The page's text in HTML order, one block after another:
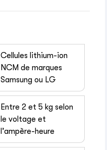
Cellules lithium-ion
NCM de marques
Samsung ou LG
Entre 2 et 5 kg selon
le voltage et
l’ampère-heure